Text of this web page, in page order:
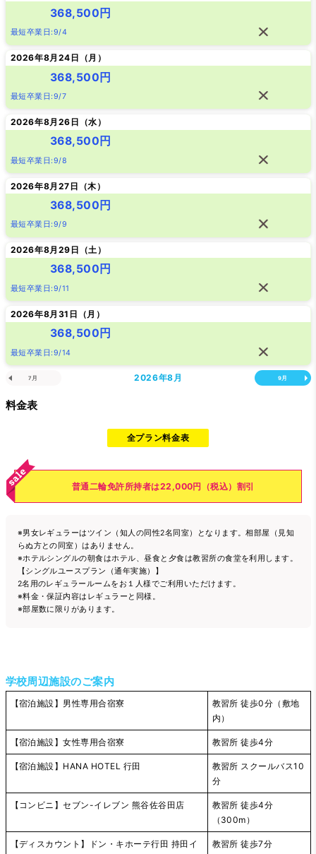
368,500円
最短卒業日:9/4
2026年8月24日（月 ）
368,500円
最短卒業日:9/7
2026年8月26日（水 ）
368,500円
最短卒業日:9/8
2026年8月27日（木 ）
368,500円
最短卒業日:9/9
2026年8月29日（土 ）
368,500円
最短卒業日:9/11
2026年8月31日（月 ）
368,500円
最短卒業日:9/14
7月 2026年8月 9月
料金表
全プラン料金表
普通二輪免許所持者は22,000円（税込）割引
※男女レギュラーはツイン（知人の同性2名同室）となります。相部屋（見知
らぬ方との同室）はありません。
※ホテルシングルの朝食はホテル、昼食と夕食は教習所の食堂を利用します。
【シングルユースプラン（通年実施）】
2名用のレギュラールームをお１人様でご利用いただけます。
※料金・保証内容はレギュラーと同様。
※部屋数に限りがあります。
学校周辺施設のご案内
【宿泊施設】男性専用合宿寮
教習所 徒歩0分（敷地
内）
【宿泊施設】女性専用合宿寮 教習所 徒歩4分
【宿泊施設】HANA HOTEL 行田
教習所 スクールバス10
分
【コンビニ】セブン-イレブン 熊谷佐谷田店
教習所 徒歩4分
（300m）
【ディスカウント】ドン・キホーテ行田 持田イ
教習所 徒歩7分